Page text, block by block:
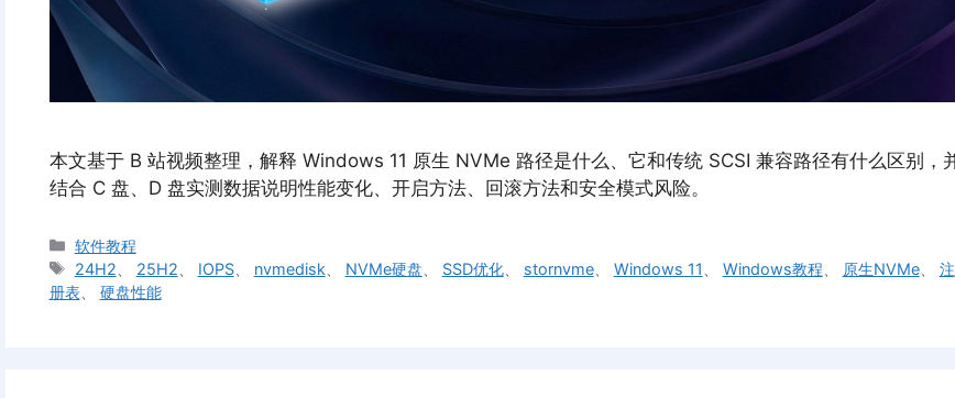
本文基于 B 站视频整理，解释 Windows 11 原生 NVMe 路径是什么、它和传统 SCSI 兼容路径有什么区别，
结合 C 盘、D 盘实测数据说明性能变化、开启方法、回滚方法和安全模式风险。
分
类
软件教程
标
签
24H2 25H2 IOPS、 nvmedisk NVMe硬盘 SSD优化、 stornvme、 Windows 11 Windows教程 原生NVMe、 注
册表
硬盘性能